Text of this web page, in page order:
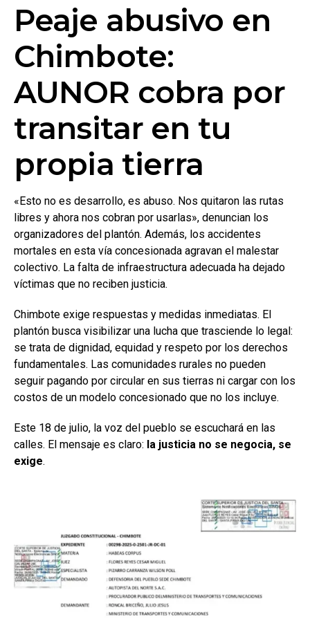
Peaje abusivo en
Chimbote:
AUNOR cobra por
transitar en tu
propia tierra
«Esto no es desarrollo, es abuso. Nos quitaron las rutas
libres y ahora nos cobran por usarlas», denuncian los
organizadores del plantón. Además, los accidentes
mortales en esta vía concesionada agravan el malestar
colectivo. La falta de infraestructura adecuada ha dejado
víctimas que no reciben justicia.
Chimbote exige respuestas y medidas inmediatas. El
plantón busca visibilizar una lucha que trasciende lo legal:
se trata de dignidad, equidad y respeto por los derechos
fundamentales. Las comunidades rurales no pueden
seguir pagando por circular en sus tierras ni cargar con los
costos de un modelo concesionado que no los incluye.
Este 18 de julio, la voz del pueblo se escuchará en las
calles. El mensaje es claro: la justicia no se negocia, se
exige.